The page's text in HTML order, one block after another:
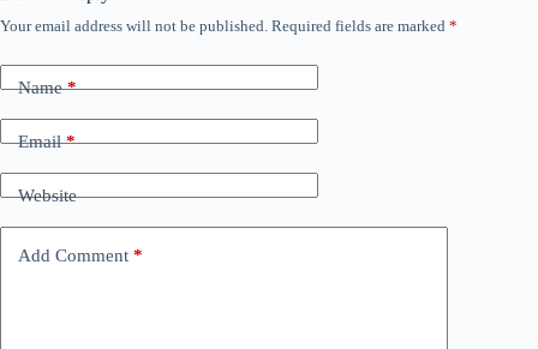
Your email address will not be published. Required fields are marked *
Name*
Email*
Website
Add Comment *